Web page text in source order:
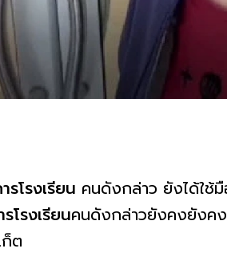
รโรงเรียน คนดังกล่าว ยังได้ใช้
โรงเรียนคนดังกล่าวยังคงยังค
ต